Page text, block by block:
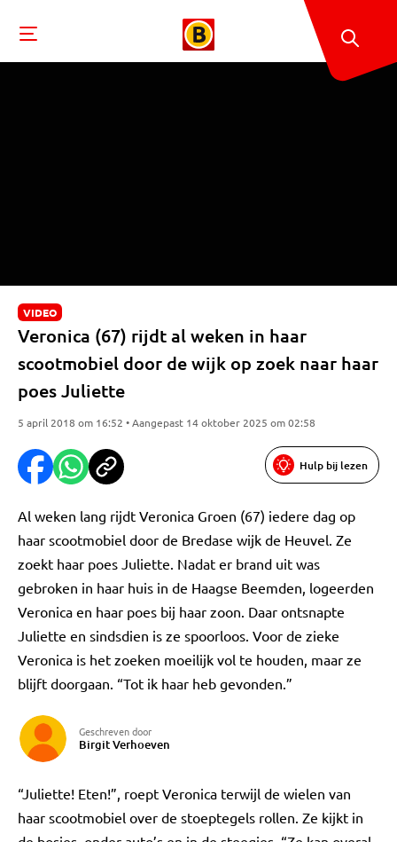
VIDEO
Veronica (67) rijdt al weken in haar
scootmobiel door de wijk op zoek naar haar
poes Juliette
5 april 2018 om 16:52 • Aangepast 14 oktober 2025 om 02:58
Hulp bij lezen
Al weken lang rijdt Veronica Groen (67) iedere dag op
haar scootmobiel door de Bredase wijk de Heuvel. Ze
zoekt haar poes Juliette. Nadat er brand uit was
gebroken in haar huis in de Haagse Beemden, logeerden
Veronica en haar poes bij haar zoon. Daar ontsnapte
Juliette en sindsdien is ze spoorloos. Voor de zieke
Veronica is het zoeken moeilijk vol te houden, maar ze
blijft doorgaan. “Tot ik haar heb gevonden.”
Geschreven door
Birgit Verhoeven
“Juliette! Eten!”, roept Veronica terwijl de wielen van
haar scootmobiel over de stoeptegels rollen. Ze kijkt in